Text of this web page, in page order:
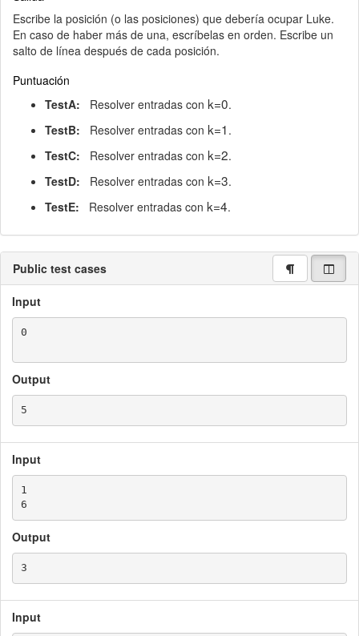
Escribe la posición (o las posiciones) que debería ocupar Luke.
En caso de haber más de una, escríbelas en orden. Escribe un
salto de línea después de cada posición.
Puntuación
TestA: Resolver entradas con k=0.
TestB: Resolver entradas con k=1 .
TestC: Resolver entradas con k=2.
TestD: Resolver entradas con k=3.
TestE: Resolver entradas con k=4.
Public test cases
Input
0
Output
Input
1
Output
Input